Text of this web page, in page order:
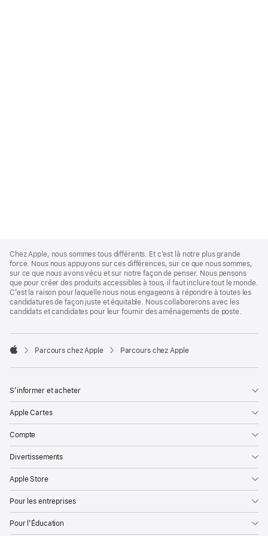
Footer
Chez Apple, nous sommes tous différents. Et c’est là notre plus grande
force. Nous nous appuyons sur ces différences, sur ce que nous sommes,
sur ce que nous avons vécu et sur notre façon de penser. Nous pensons
que pour créer des produits accessibles à tous, il faut inclure tout le monde.
C’est la raison pour laquelle nous nous engageons à répondre à toutes les
candidatures de façon juste et équitable. Nous collaborerons avec les
candidats et candidates pour leur fournir des aménagements de poste.

Parcours chez Apple Parcours chez Apple
S’informer et acheter
Apple Cartes
Compte
Divertissements
Apple Store
Pour les entreprises
Pour l’Éducation